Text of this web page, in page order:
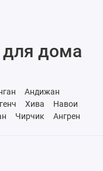
для дома
Андижан
Хива
Навои
Чирчик
Ангрен